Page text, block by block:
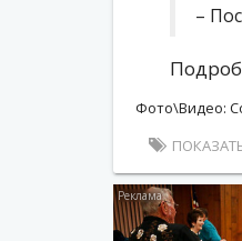
–
Фото\Видео: